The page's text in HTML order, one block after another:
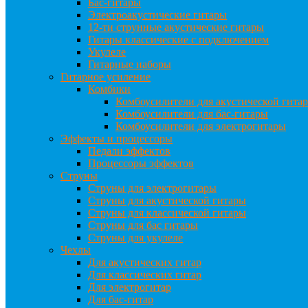
Бас-гитары
Электроакустические гитары
12-ти струнные акустические гитары
Гитары классические с подключением
Укулеле
Гитарные наборы
Гитарное усиление
Комбики
Комбоусилители для акустической
Комбоусилители для бас-гитары
Комбоусилители для электрогитары
Эффекты и процессоры
Педали эффектов
Процессоры эффектов
Струны
Струны для электрогитары
Струны для акустической гитары
Струны для классической гитары
Струны для бас гитары
Струны для укулеле
Чехлы
Для акустических гитар
Для классических гитар
Для электрогитар
Для бас-гитар